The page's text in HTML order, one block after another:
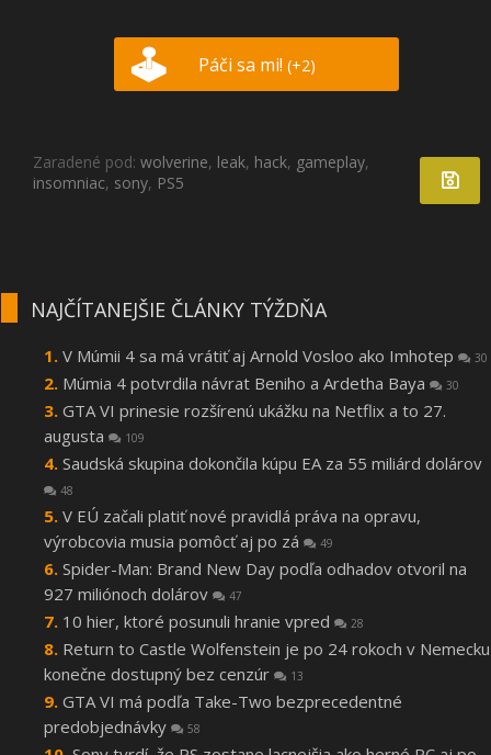
Páči sa mi! (+2)
Zaradené pod: wolverine, leak, hack, gameplay,
insomniac, sony, PS5
NAJČÍTANEJŠIE ČLÁNKY TÝŽDŇA
V Múmii 4 sa má vrátiť aj Arnold Vosloo ako Imhotep 30
Múmia 4 potvrdila návrat Beniho a Ardetha Baya 30
GTA VI prinesie rozšírenú ukážku na Netflix a to 27.
augusta
109
Saudská skupina dokončila kúpu EA za 55 miliárd dolárov
48
V EÚ začali platiť nové pravidlá práva na opravu,
výrobcovia musia pomôcť aj po zá
49
Spider-Man: Brand New Day podľa odhadov otvoril na
927 miliónoch dolárov
47
10 hier, ktoré posunuli hranie vpred 28
Return to Castle Wolfenstein je po 24 rokoch v Nemecku
konečne dostupný bez cenzúr
13
GTA VI má podľa Take-Two bezprecedentné
predobjednávky
58